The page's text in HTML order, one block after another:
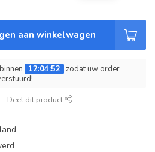
aan winkelwagen
12:04:52 zodat uw order
Deel dit product